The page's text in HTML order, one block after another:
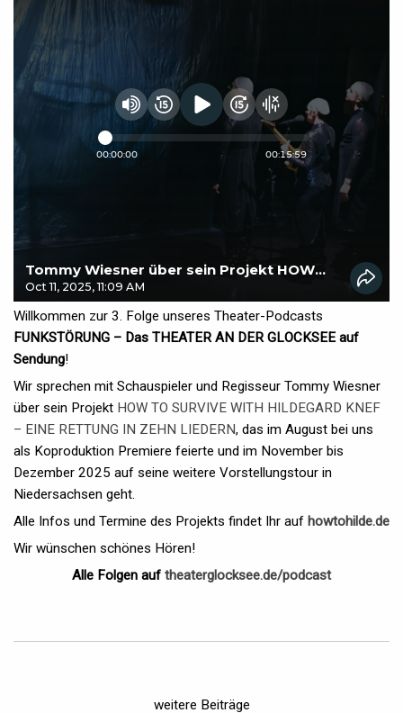
Willkommen zur 3. Folge unseres Theater-Podcasts
FUNKSTÖRUNG – Das THEATER AN DER GLOCKSEE auf
Sendung!
Wir sprechen mit Schauspieler und Regisseur Tommy Wiesner
über sein Projekt HOW TO SURVIVE WITH HILDEGARD KNEF
– EINE RETTUNG IN ZEHN LIEDERN, das im August bei uns
als Koproduktion Premiere feierte und im November bis
Dezember 2025 auf seine weitere Vorstellungstour in
Niedersachsen geht.
Alle Infos und Termine des Projekts findet Ihr auf howtohilde.de
Wir wünschen schönes Hören!
Alle Folgen auf theaterglocksee.de/podcast
weitere Beiträge